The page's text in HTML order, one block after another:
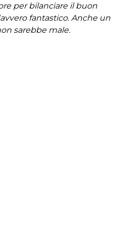
per bilanciare il buon
fantastico. Anche un
sarebbe male.